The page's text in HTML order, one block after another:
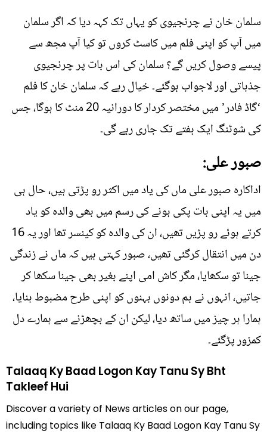
سلمان خان نے چرنجیوی کو یہاں تک کہہ دیا کہ اگر سلمان
میں آپ کو اپنی فلم میں کاسٹ کروں تو کیا آپ مجھ سے
پیسے وصول کریں گے؟ سلمان کی اس بات پر چرنجیوی
جذباتی اور لاجواب ہوگئے۔ خیال رہے کہ سلمان خان کا فلم
‘گاڈ فادر’ میں مختصر کردار کا دورانیہ 20 منٹ کا ہوگا، جس
کی شوٹنگ ایک ہفتے تک جاری رہے گی۔
صبور علی:
اداکارہ صبور علی ماں کی یاد میں اکثر رو پڑتی ہیں، حال ہی
میں یہ اپنی بات پکی ہونے کی رسم میں بھی والدہ کو یاد
کرتے ہوئے رو پڑیں تھیں، ان کی والدہ کو کینسر تھا اور یہ 16
دن میں انتقال کرگئی تھیں، صبور کہتی ہیں کہ ماں نے زندگی
جینا تو سکھایا، مگر کاش امی اپنے بغیر بھی جینا سکھا کر
جاتیں، انہوں نے ہم دونوں بہنوں کو اپنی طرح مضبوط بنایا،
ہمارا ہر چیز میں ساتھ دیا، لیکن ان کے بچھڑنے سے ہمارے دل
کمزور پڑگئے۔
Talaaq Ky Baad Logon Kay Tanu Sy Bht
Takleef Hui
Discover a variety of News articles on our page,
including topics like Talaaq Ky Baad Logon Kay Tanu Sy